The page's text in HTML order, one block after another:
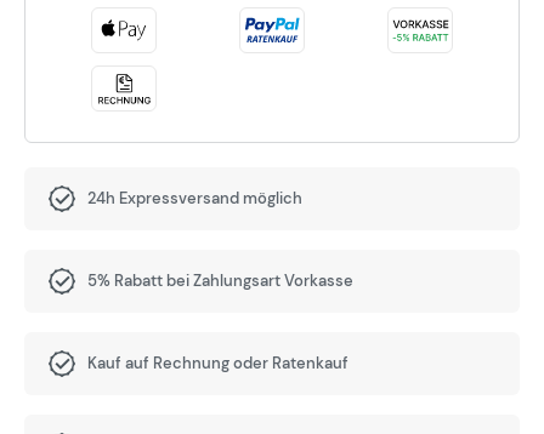
24h Expressversand möglich
5% Rabatt bei Zahlungsart Vorkasse
Kauf auf Rechnung oder Ratenkauf